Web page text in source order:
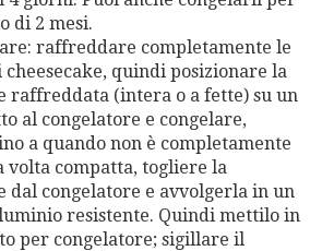
di 2 mesi.
raffreddare completamente le
quindi posizionare la
raffreddata (intera o a fette) su un
al congelatore e congelare,
a quando non è completamente
volta compatta, togliere la
dal congelatore e avvolgerla in un
resistente. Quindi mettilo in
per congelatore; sigillare il